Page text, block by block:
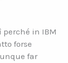
perché in IBM
forse
far